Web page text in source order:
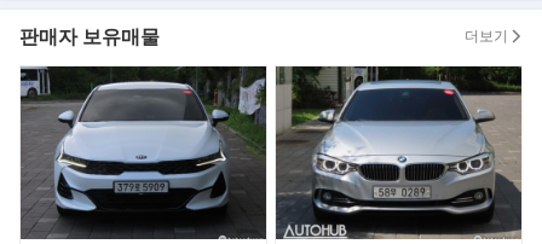
현재 보시는 차량은 매입부터 판매까지 직접 관리하고 있는 차량입
니다.
100%실매물임을 이름을 걸고 약속드립니다.
알려드립니다
저희 풍년자동차는 박리다매 판매 및
전국 가격경쟁으로 인해, 시세대비 저렴하게 판매중입니다.
따라서 중고차 구매시, 정찰제 원칙으로 진행됨을 알려드립니다.
판매자 보유매물 더보기